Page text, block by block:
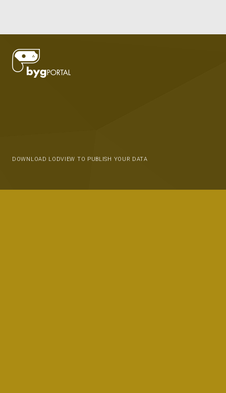
DOWNLOAD LODVIEW TO PUBLISH YOUR DATA